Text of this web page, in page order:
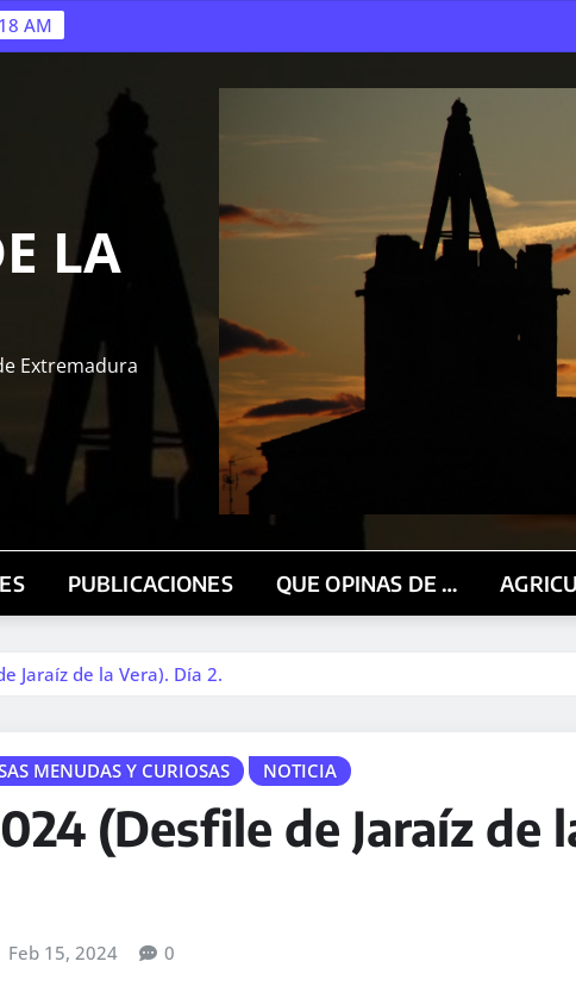
AM
LA
Extremadura
PUBLICACIONES QUE OPINAS DE …
Jaraíz de la Vera). Día 2.
MENUDAS Y CURIOSAS NOTICIA
(Desfile de Jaraíz de
Feb 15, 2024 0